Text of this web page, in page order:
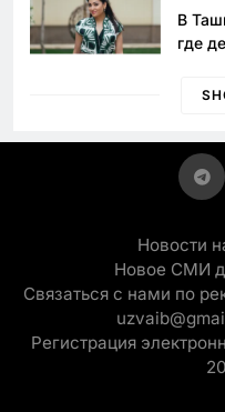
В
где
Новости
Новое СМИ
Связаться с нами по
Регистрация